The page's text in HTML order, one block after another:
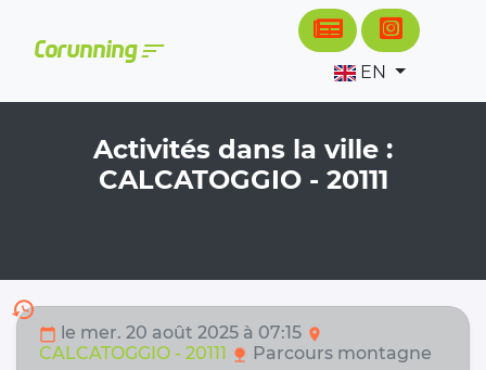
Corunningsort
EN
Activités dans la ville :
CALCATOGGIO - 20111
history
calendar_today le mer. 20 août 2025 à 07:15 location_on
CALCATOGGIO - 20111 nature Parcours montagne